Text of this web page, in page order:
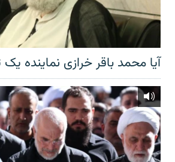
آیا محمد باقر خرازی نماینده